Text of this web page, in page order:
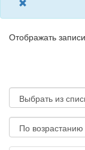
Отображать